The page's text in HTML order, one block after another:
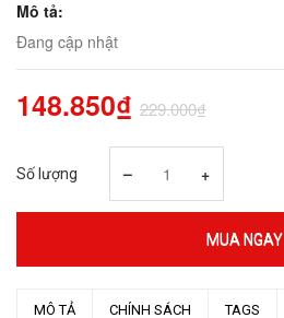
Mô tả:
Đang cập nhật
148.850₫ 229.000₫
Số lượng – +
MUA NGAY
MÔ TẢ CHÍNH SÁCH TAGS